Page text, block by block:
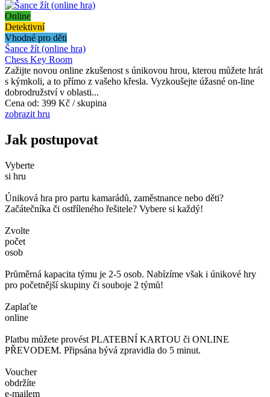
Online
Detektivní
Vhodné pro děti
Šance žít (online hra)
Chess Key Room
Zažijte novou online zkušenost s únikovou hrou, kterou můžete hrát
s kýmkoli, a to přímo z vašeho křesla. Vyzkoušejte úžasné on-line
dobrodružství v oblasti...
Cena od: 399 Kč / skupina
zobrazit hru
Jak postupovat
Vyberte
si hru
Úniková hra pro partu kamarádů, zaměstnance nebo děti?
Začátečníka či ostříleného řešitele? Vybere si každý!
Zvolte
počet
osob
Průměrná kapacita týmu je 2-5 osob. Nabízíme však i únikové hry
pro početnější skupiny či souboje 2 týmů!
Zaplaťte
online
Platbu můžete provést PLATEBNÍ KARTOU či ONLINE
PŘEVODEM. Připsána bývá zpravidla do 5 minut.
Voucher
obdržíte
e-mailem